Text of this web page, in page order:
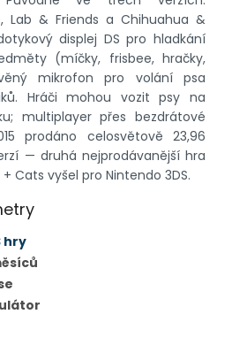
Lab & Friends a Chihuahua &
displej DS pro hladkání
(míčky, frisbee, hračky,
mikrofon pro volání psa
Hráči mohou vozit psy na
multiplayer přes bezdrátové
prodáno celosvětově 23,96
— druhá nejprodávanější hra
Cats vyšel pro Nintendo 3DS.
hry